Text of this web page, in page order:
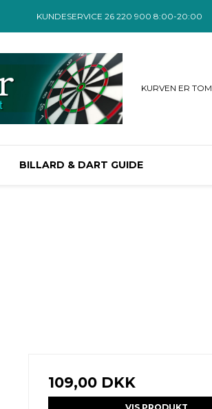
KUNDESERVICE 26 220 900 8:00-20:00
KURVEN ER TOM
BILLARD & DART GUIDE
109,00 DKK